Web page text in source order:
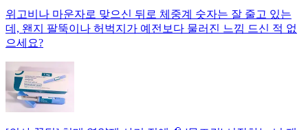
위고비나 마운자로 맞으신 뒤로 체중계 숫자는 잘 줄고 있는
데, 왠지 팔뚝이나 허벅지가 예전보다 물러진 느낌 드신 적 없
으세요?